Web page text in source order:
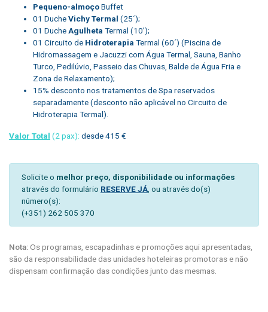
Pequeno-almoçoBuffet
01 DucheVichy Termal (25´);
01 DucheAgulheta Termal (10’);
01 Circuito de Hidroterapia Termal (60´) (Piscina de
Hidromassagem e Jacuzzi com Água Termal, Sauna, Banho
Turco, Pedilúvio, Passeio das Chuvas, Balde de Água Fria e
Zona de Relaxamento);
15% desconto nos tratamentos de Spa reservados
separadamente (desconto não aplicável no Circuito de
Hidroterapia Termal).
Valor Total (2 pax): desde 415 €
Solicite o melhor preço, disponibilidade ou informações
através do formulário RESERVE JÁ , ou através do(s)
número(s):
(+351) 262 505 370
Nota:Os programas, escapadinhas e promoções aqui apresentadas,
são da responsabilidade das unidades hoteleiras promotoras e não
dispensam confirmação das condições junto das mesmas.